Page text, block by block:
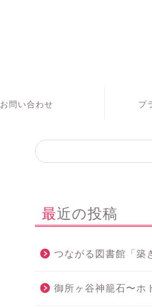
お問い合わせ プ
最近の投稿
つながる図書館「築
御所ヶ谷神籠石〜ホ